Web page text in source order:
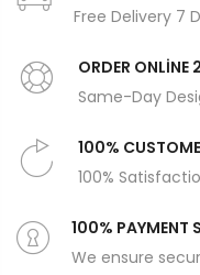
Free Delivery 7
ORDER ONLİNE
Same-Day
100%
100%
100% PAYMENT
We ensure